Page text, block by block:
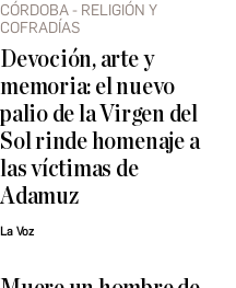
CÓRDOBA - RELIGIÓN Y
COFRADÍAS
Devoción, arte y
memoria: el nuevo
palio de la Virgen del
Sol rinde homenaje a
las víctimas de
Adamuz
La Voz